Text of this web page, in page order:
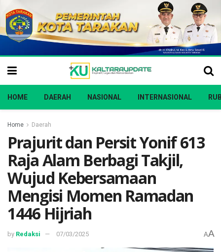
HOME DAERAH NASIONAL INTERNASIONAL
Home Daerah
Prajurit dan Persit Yonif 613
Raja Alam Berbagi Takjil,
Wujud Kebersamaan
Mengisi Momen Ramadan
1446 Hijriah
by Redaksi 07/03/2025 AA